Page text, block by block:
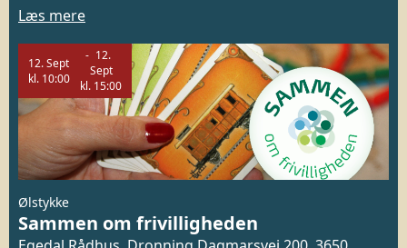
Læs mere
12.Sept
kl. 10:00
12.
Sept
kl. 15:00
Ølstykke
Sammen om frivilligheden